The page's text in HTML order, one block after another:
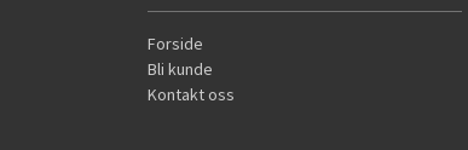
Forside
Bli kunde
Kontakt oss